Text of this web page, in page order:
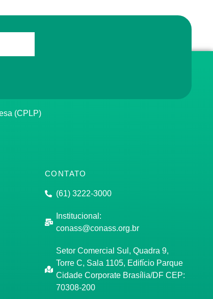
(CPLP)
CONTATO
(61) 3222-3000
Institucional:
conass@conass.org.br
Setor Comercial Sul, Quadra 9,
Torre C, Sala 1105, Edifício Parque
Cidade Corporate Brasília/DF CEP:
70308-200